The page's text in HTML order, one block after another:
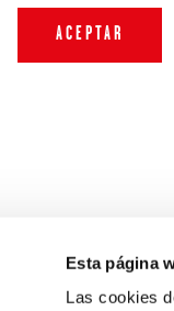
Esta página
Las cookies